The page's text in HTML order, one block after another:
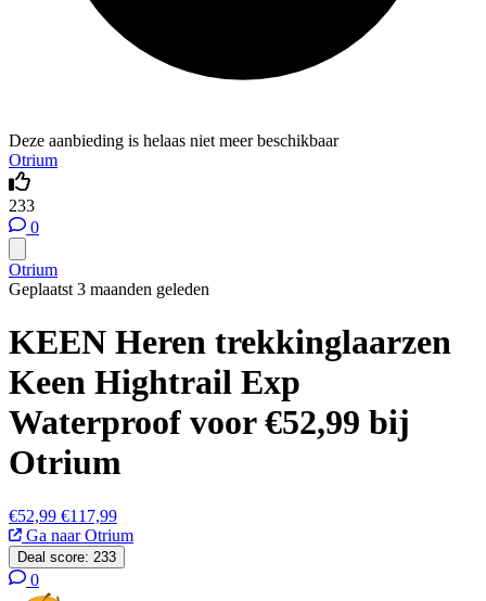
Deze aanbieding is helaas niet meer beschikbaar
Otrium
233
0
Otrium
Geplaatst 3 maanden geleden
KEEN Heren trekkinglaarzen
Keen Hightrail Exp
Waterproof voor €52,99 bij
Otrium
€52,99 €117,99
Ga naar Otrium
Deal score: 233
0